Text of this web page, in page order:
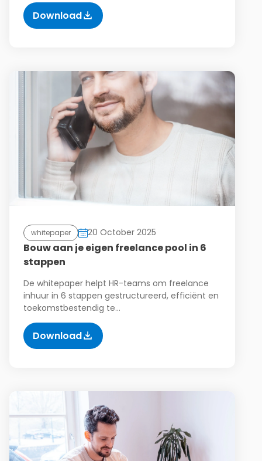
Download
whitepaper 20 October 2025
Bouw aan je eigen freelance pool in 6
stappen
De whitepaper helpt HR-teams om freelance
inhuur in 6 stappen gestructureerd, efficiënt en
toekomstbestendig te…
Download